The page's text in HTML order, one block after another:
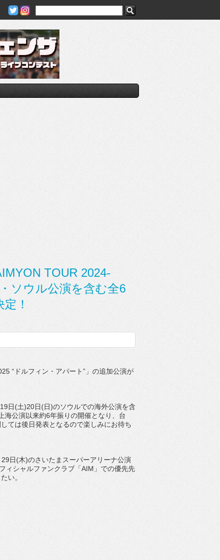
TOUR 2024-
ソウル公演を含む全6
！
“ドルフィン・アパート”」の追加公演が
日(土)20日(日)のソウルでの海外公演を含
海公演以来約6年振りの開催となり、台
ては後日発表となるので楽しみにお待ち
日(木)のさいたまスーパーアリーナ公演
ィシャルファンクラブ「AIM」での優先先
い。